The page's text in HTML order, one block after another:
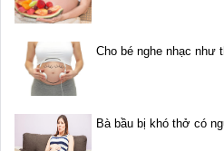
Cho bé nghe nhạc như
Bà bầu bị khó thở có